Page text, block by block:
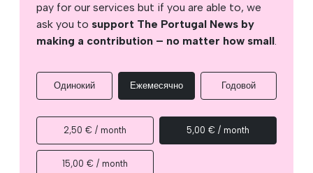
pay for our services but if you are able to, we
ask you to support The Portugal News by
making a contribution – no matter how small.
Одинокий Ежемесячно Годовой
2,50 € / month 5,00 € / month
15,00 € / month